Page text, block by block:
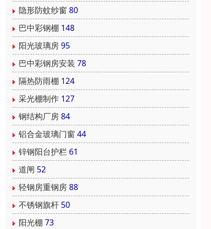
隐形防蚊纱窗 80
巴中彩钢棚 148
阳光玻璃房95
巴中彩钢房安装 78
隔热防雨棚 124
采光棚制作 127
钢结构厂房84
铝合金玻璃门窗 44
锌钢阳台护栏 61
道闸 52
轻钢房重钢房88
不锈钢旗杆 50
阳光棚 73